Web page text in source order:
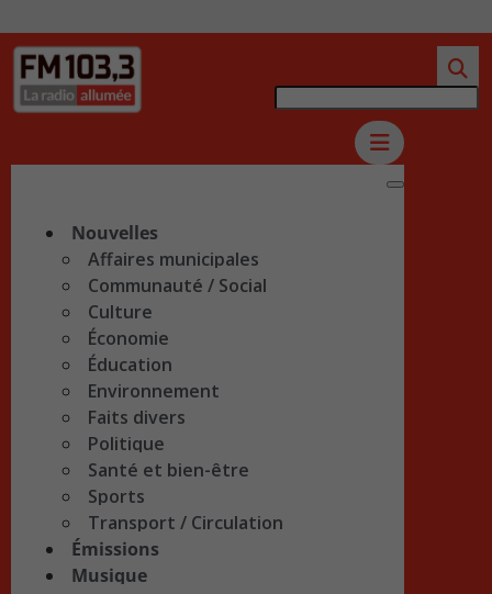
Nouvelles
Affaires municipales
Communauté / Social
Culture
Économie
Éducation
Environnement
Faits divers
Politique
Santé et bien-être
Sports
Transport / Circulation
Émissions
Musique